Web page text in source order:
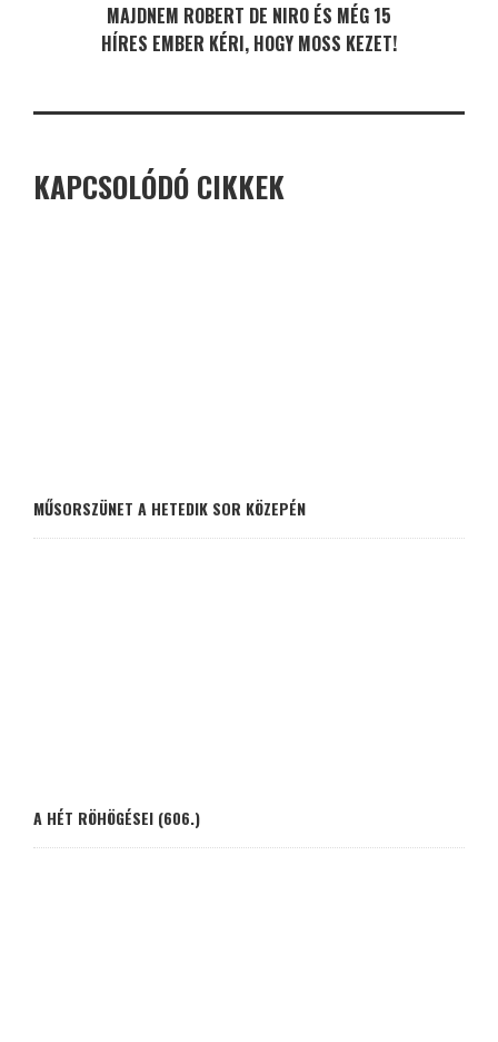
MAJDNEM ROBERT DE NIRO ÉS MÉG 15
HÍRES EMBER KÉRI, HOGY MOSS KEZET!
KAPCSOLÓDÓ CIKKEK
MŰSORSZÜNET A HETEDIK SOR KÖZEPÉN
A HÉT RÖHÖGÉSEI (606.)